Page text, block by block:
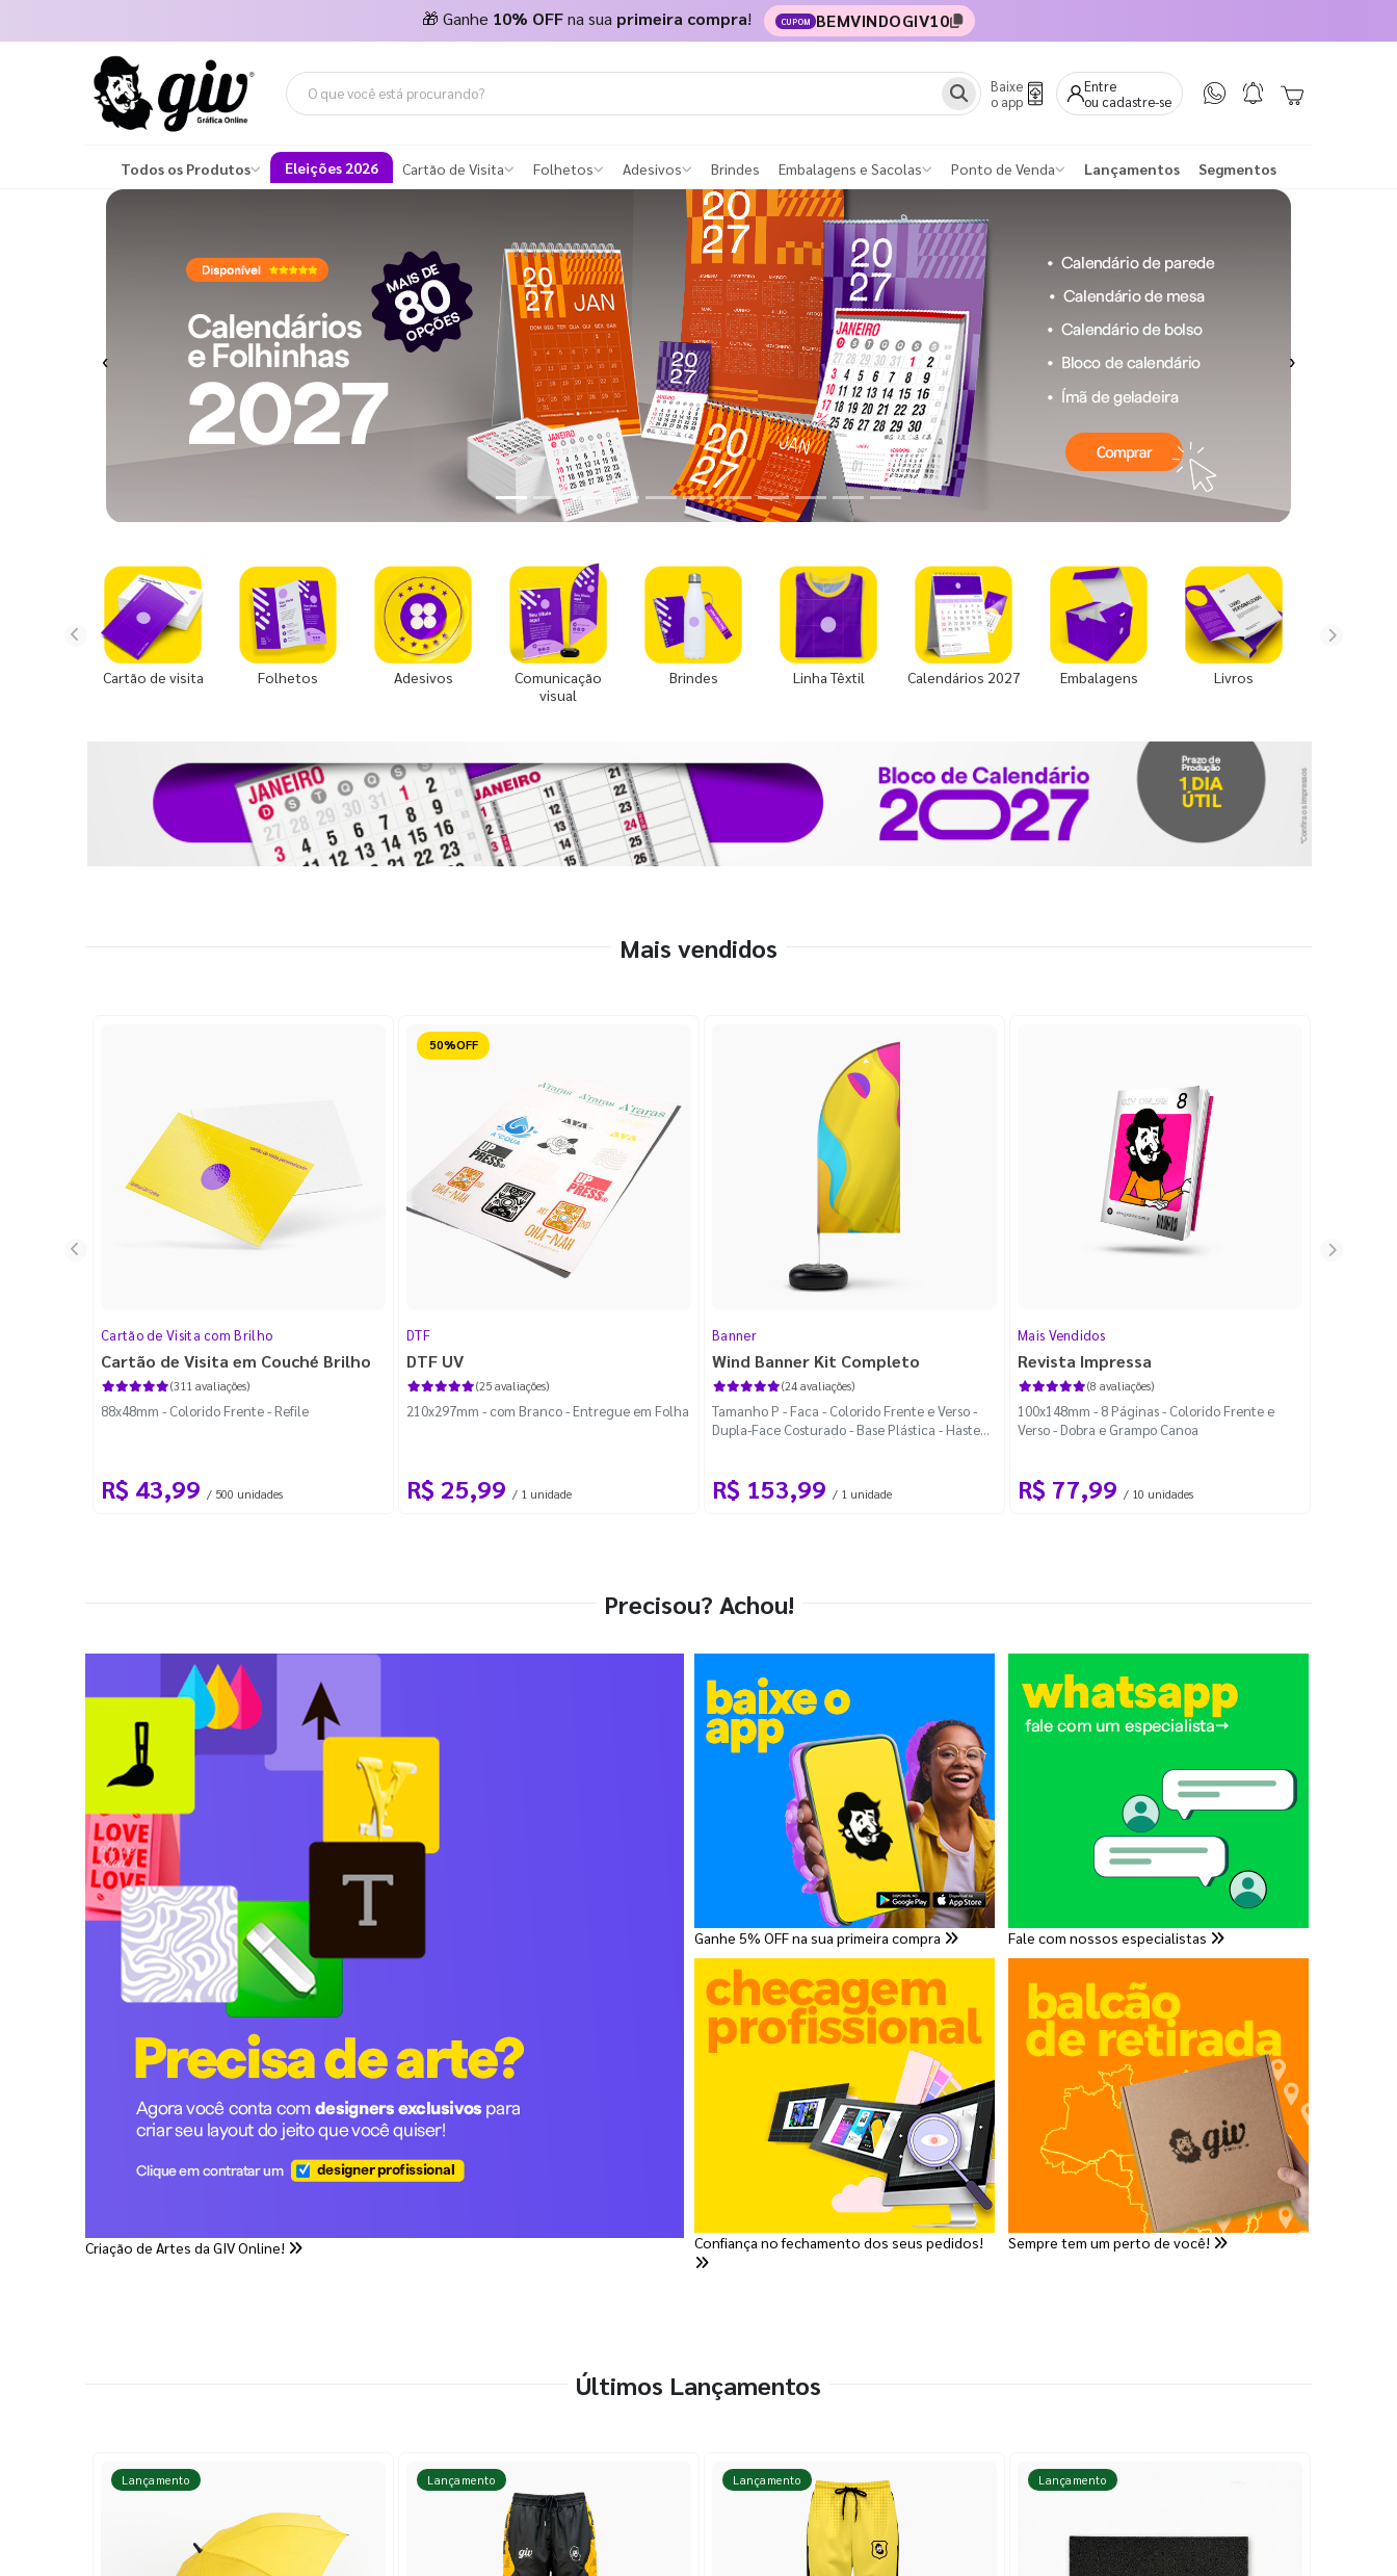
🎁 Ganhe 10% OFFna sua primeira compra! CUPOM BEMVINDOGIV10
Baixe
o app
Entre
ou cadastre-se
Todos os Produtos Eleições 2026 Cartão de Visita Folhetos Adesivos Brindes Embalagens e Sacolas Ponto de Venda Lançamentos Segmentos
Previous Next
Cartão de visita Folhetos Adesivos
Comunicação
visual
Brindes Linha Têxtil Calendários 2027 Embalagens Livros
Mais vendidos
Cartão de Visita com Brilho
Cartão de Visita em Couché Brilho
(311 avaliações)
88x48mm - Colorido Frente - Refile
R$ 43,99 / 500 unidades
Reduzido
DTF
DTF UV
(25 avaliações)
210x297mm - com Branco - Entregue em Folha
R$ 25,99 / 1 unidade
Banner
Wind Banner Kit Completo
(24 avaliações)
Tamanho P - Faca - Colorido Frente e Verso -
Dupla-Face Costurado - Base Plástica - Haste
R$ 153,99 / 1 unidade
Mais Vendidos
Revista Impressa
(8 avaliações)
100x148mm - 8 Páginas - Colorido Frente e
Verso - Dobra e Grampo Canoa
R$ 77,99 / 10 unidades
Precisou? Achou!
Criação de Artes da GIV Online!
Ganhe 5% OFF na sua primeira compra
Confiança no fechamento dos seus pedidos!
Fale com nossos especialistas
Sempre tem um perto de você!
Últimos Lançamentos
Lançamento Lançamento Lançamento Lançamento